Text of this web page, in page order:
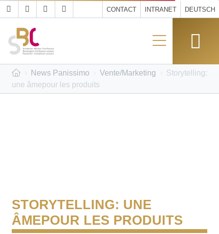
CONTACT INTRANET DEUTSCH
News Panissimo Vente/Marketing
Storytelling:
une âmepour les produits
STORYTELLING: UNE
ÂMEPOUR LES PRODUITS